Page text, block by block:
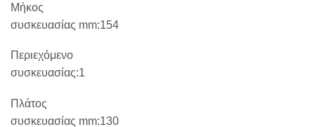
Μήκος
συσκευασίας mm:154
Περιεχόμενο
συσκευασίας:1
Πλάτος
συσκευασίας mm:130